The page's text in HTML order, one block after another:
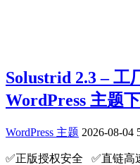
Solustrid 2.3 – 工
WordPress 主题
WordPress 主题 2026-08-04
✅️正版授权安全 ✅️直链高